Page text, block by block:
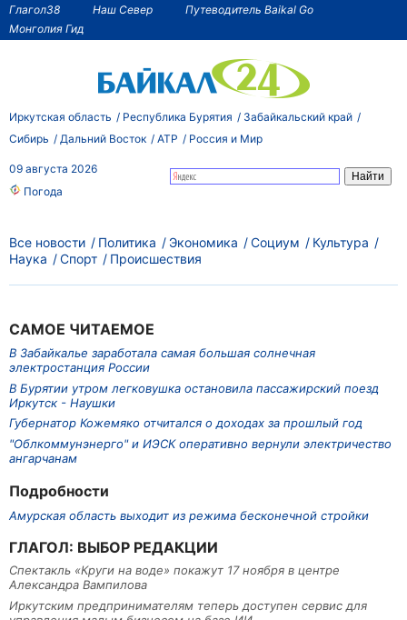
Глагол38 Наш Север
Путеводитель Baikal Go
Монголия Гид
Иркутская область Республика Бурятия
Забайкальский край
Сибирь
Дальний Восток АТР Россия и Мир
09 августа 2026
Погода
САМОЕ ЧИТАЕМОЕ
В Забайкалье заработала самая большая солнечная
электростанция России
В Бурятии утром легковушка остановила пассажирский поезд
Иркутск - Наушки
Губернатор Кожемяко отчитался о доходах за прошлый год
"Облкоммунэнерго" и ИЭСК оперативно вернули электричество
ангарчанам
Подробности
Амурская область выходит из режима бесконечной стройки
ГЛАГОЛ: ВЫБОР РЕДАКЦИИ
Спектакль «Круги на воде» покажут 17 ноября в центре
Александра Вампилова
Иркутским предпринимателям теперь доступен сервис для
Все новости Политика Экономика Социум
Культура
Наука
Спорт Происшествия